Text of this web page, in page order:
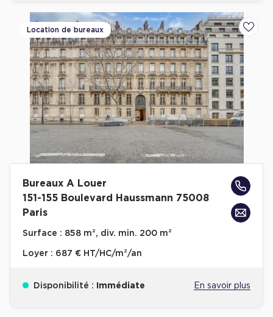
Guide & Conseils
Livrets blancs & Études
Cas Clients
Location de bureaux
Bureaux A Louer
151-155 Boulevard Haussmann 75008
Paris
Surface : 858 m², div. min. 200 m²
Loyer : 687 € HT/HC/m²/an
Disponibilité : Immédiate En savoir plus